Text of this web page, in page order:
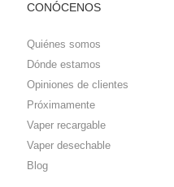
CONÓCENOS
Quiénes somos
Dónde estamos
Opiniones de clientes
Próximamente
Vaper recargable
Vaper desechable
Blog